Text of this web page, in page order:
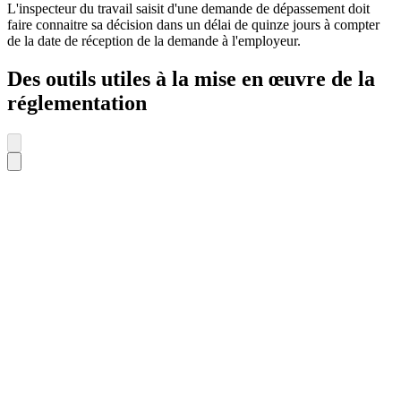
L'inspecteur du travail saisit d'une demande de dépassement doit
faire connaitre sa décision dans un délai de quinze jours à compter
de la date de réception de la demande à l'employeur.
Des outils utiles à la mise en œuvre de la
réglementation